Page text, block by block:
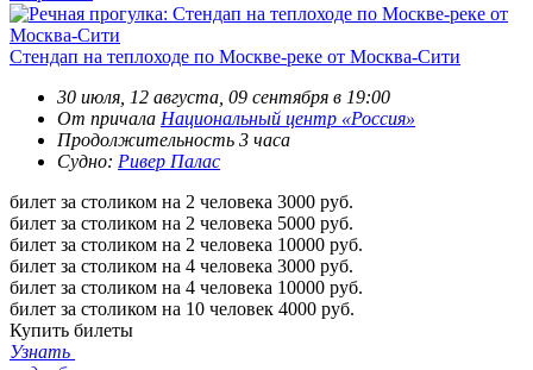
Стендап на теплоходе по Москве-реке от Москва-Сити
30 июля, 12 августа, 09 сентября в 19:00
От причала Национальный центр «Россия»
Продолжительность 3 часа
Судно: Ривер Палас
билет за столиком на 2 человека 3000 руб.
билет за столиком на 2 человека 5000 руб.
билет за столиком на 2 человека 10000 руб.
билет за столиком на 4 человека 3000 руб.
билет за столиком на 4 человека 10000 руб.
билет за столиком на 10 человек 4000 руб.
Купить билеты
Узнать